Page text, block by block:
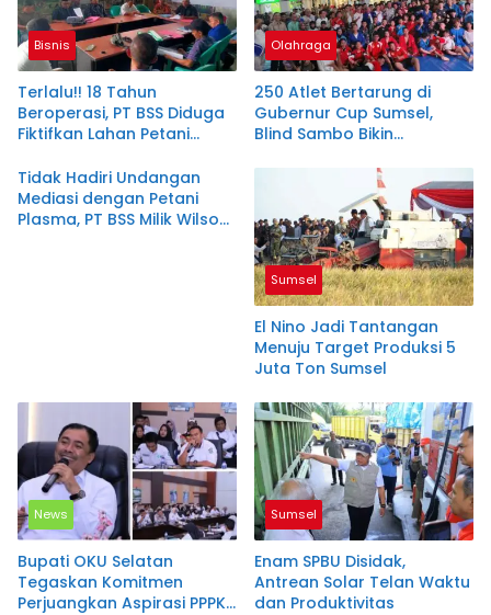
Bisnis
Terlalu!! 18 Tahun
Beroperasi, PT BSS Diduga
Fiktifkan Lahan Petani
Olahraga
250 Atlet Bertarung di
Gubernur Cup Sumsel,
Blind Sambo Bikin
Tidak Hadiri Undangan
Mediasi dengan Petani
Plasma, PT BSS Milik Wilson
Sumsel
El Nino Jadi Tantangan
Menuju Target Produksi 5
Juta Ton Sumsel
News
Bupati OKU Selatan
Tegaskan Komitmen
Perjuangkan Aspirasi PPPK
Sumsel
Enam SPBU Disidak,
Antrean Solar Telan Waktu
dan Produktivitas